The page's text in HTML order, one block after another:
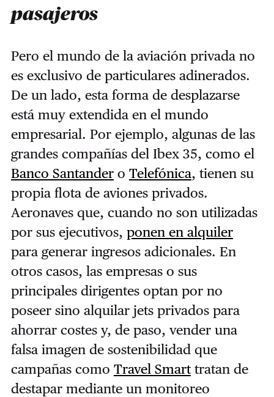
pasajeros
Pero el mundo de la aviación privada no
es exclusivo de particulares adinerados.
De un lado, esta forma de desplazarse
está muy extendida en el mundo
empresarial. Por ejemplo, algunas de las
grandes compañías del Ibex 35, como el
Banco Santandero Telefónica, tienen su
propia flota de aviones privados.
Aeronaves que, cuando no son utilizadas
por sus ejecutivos, ponen en alquiler
para generar ingresos adicionales. En
otros casos, las empresas o sus
principales dirigentes optan por no
poseer sino alquilar jets privados para
ahorrar costes y, de paso, vender una
falsa imagen de sostenibilidad que
campañas como Travel Smarttratan de
destapar mediante un monitoreo